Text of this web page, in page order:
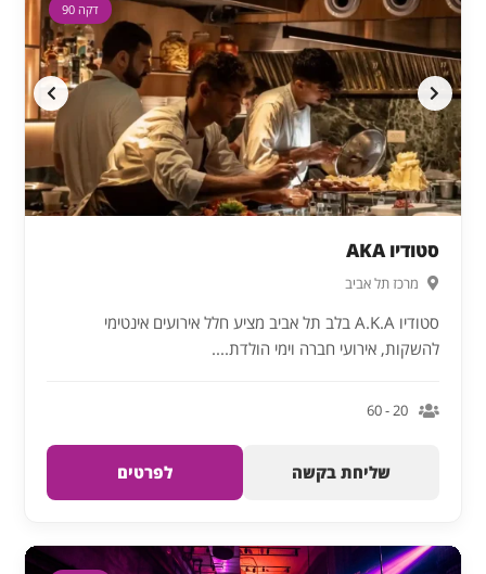
דקה 90
סטודיו AKA
מרכז תל אביב
סטודיו A.K.A בלב תל אביב מציע חלל אירועים אינטימי
להשקות, אירועי חברה וימי הולדת....
20 - 60
שליחת בקשה לפרטים